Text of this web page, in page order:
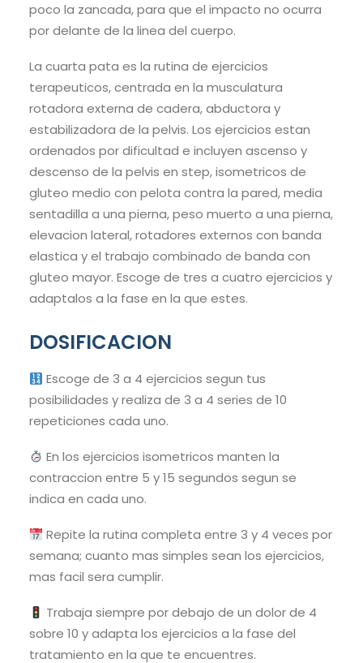
poco la zancada, para que el impacto no ocurra
por delante de la linea del cuerpo.
La cuarta pata es la rutina de ejercicios
terapeuticos, centrada en la musculatura
rotadora externa de cadera, abductora y
estabilizadora de la pelvis. Los ejercicios estan
ordenados por dificultad e incluyen ascenso y
descenso de la pelvis en step, isometricos de
gluteo medio con pelota contra la pared, media
sentadilla a una pierna, peso muerto a una pierna,
elevacion lateral, rotadores externos con banda
elastica y el trabajo combinado de banda con
gluteo mayor. Escoge de tres a cuatro ejercicios y
adaptalos a la fase en la que estes.
DOSIFICACION
Escoge de 3 a 4 ejercicios segun tus
posibilidades y realiza de 3 a 4 series de 10
repeticiones cada uno.
En los ejercicios isometricos manten la
contraccion entre 5 y 15 segundos segun se
indica en cada uno.
Repite la rutina completa entre 3 y 4 veces por
semana; cuanto mas simples sean los ejercicios,
mas facil sera cumplir.
Trabaja siempre por debajo de un dolor de 4
sobre 10 y adapta los ejercicios a la fase del
tratamiento en la que te encuentres.